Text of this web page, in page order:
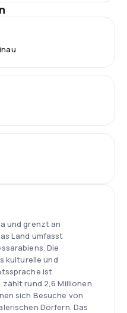
und grenzt an
Land umfasst
Die
kulturelle und
ist
rund 2,6 Millionen
sich Besuche von
Dörfern. Das